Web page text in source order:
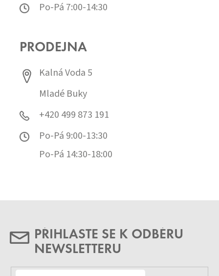
Po-Pá 7:00-14:30
PRODEJNA
Kalná Voda 5
Mladé Buky
+420 499 873 191
Po-Pá 9:00-13:30
Po-Pá 14:30-18:00
PŘIHLASTE SE K ODBĚRU
NEWSLETTERU